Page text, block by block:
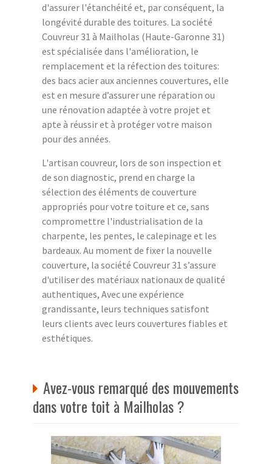
d'assurer l'étanchéité et, par conséquent, la
longévité durable des toitures. La société
Couvreur 31 à Mailholas (Haute-Garonne 31)
est spécialisée dans l'amélioration, le
remplacement et la réfection des toitures:
des bacs acier aux anciennes couvertures, elle
est en mesure d’assurer une réparation ou
une rénovation adaptée à votre projet et
apte à réussir et à protéger votre maison
pour des années.
L'artisan couvreur, lors de son inspection et
de son diagnostic, prend en charge la
sélection des éléments de couverture
appropriés pour votre toiture et ce, sans
compromettre l'industrialisation de la
charpente, les pentes, le calepinage et les
bardeaux. Au moment de fixer la nouvelle
couverture, la société Couvreur 31 s’assure
d'utiliser des matériaux nationaux de qualité
authentiques, Avec une expérience
grandissante, leurs techniques satisfont
leurs clients avec leurs couvertures fiables et
esthétiques.
Avez-vous remarqué des mouvements
dans votre toit à Mailholas ?